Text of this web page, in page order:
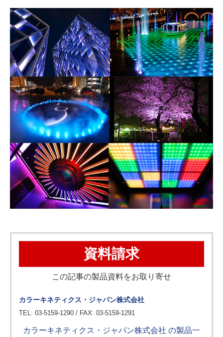
資料請求
この記事の製品資料をお取り寄せ
カラーキネティクス・ジャパン株式会社
TEL: 03-5159-1290 / FAX: 03-5159-1291
カラーキネティクス・ジャパン株式会社 の製品一